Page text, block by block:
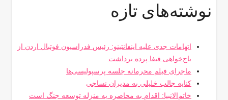
نوشته‌های تازه
اتهامات جدی علیه اینفانتینو: رئیس فدراسیون فوتبال اردن از
باج‌خواهی فیفا پرده برداشت
ماجرای فیلم محرمانه جلسه پرسپولیسی‌ها
کنایه جالب خلیلی به مدیران نساجی
خاتم‌الانبیا: اقدام به محاصره به منزله توسعه جنگ است